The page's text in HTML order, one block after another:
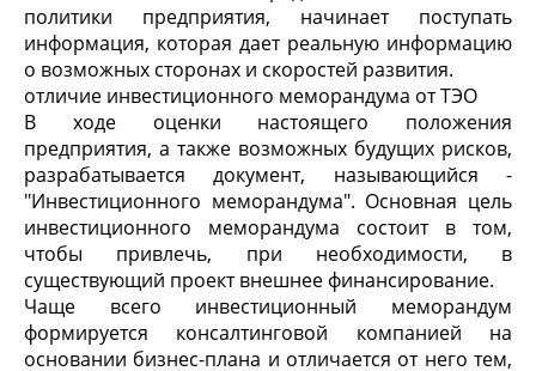
политики предприятия, начинает поступать
информация, которая дает реальную информацию
о возможных сторонах и скоростей развития.
отличие инвестиционного меморандума от ТЭО
В ходе оценки настоящего положения
предприятия, а также возможных будущих рисков,
разрабатывается документ, называющийся -
"Инвестиционного меморандума". Основная цель
инвестиционного меморандума состоит в том,
чтобы привлечь, при необходимости, в
существующий проект внешнее финансирование.
Чаще всего инвестиционный меморандум
формируется консалтинговой компанией на
основании бизнес-плана и отличается от него тем,